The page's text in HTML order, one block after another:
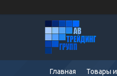
Главная Товары